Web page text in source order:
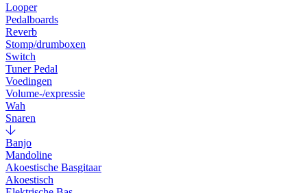
Looper
Pedalboards
Reverb
Stomp/drumboxen
Switch
Tuner Pedal
Voedingen
Volume-/expressie
Wah
Snaren
Banjo
Mandoline
Akoestische Basgitaar
Akoestisch